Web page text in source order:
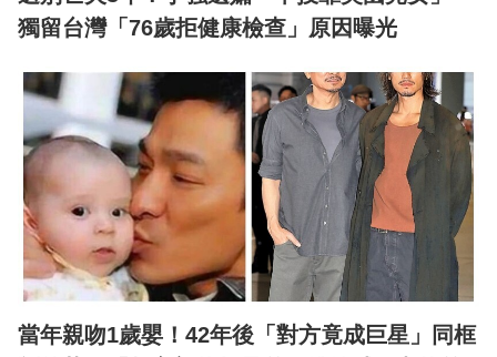
獨留台灣「76歲拒健康檢查」原因曝光
當年親吻1歲嬰！42年後「對方竟成巨星」同框